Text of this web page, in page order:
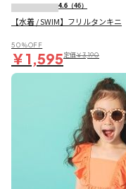
4.6 （46）
【水着 / SWIM】フリルタンキニ
50％OFF
￥1,595定価￥3,190